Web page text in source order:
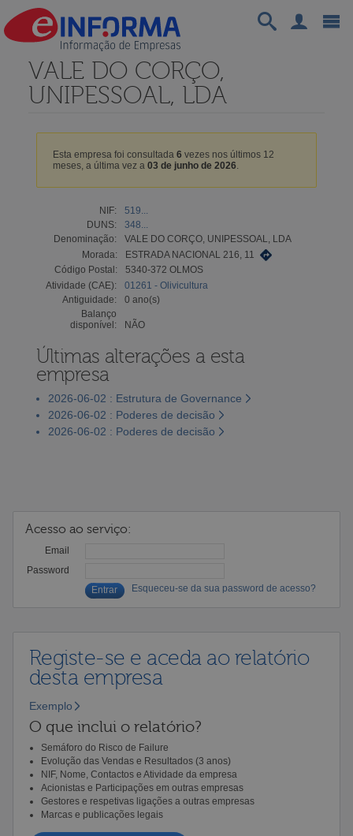
VALE DO CORÇO,
UNIPESSOAL, LDA
Esta empresa foi consultada 6 vezes nos últimos 12
meses, a última vez a 03 de junho de 2026.
NIF:
519...
DUNS:
348...
Denominação:
VALE DO CORÇO, UNIPESSOAL, LDA
Morada:
ESTRADA NACIONAL 216, 11
Código Postal:
5340-372 OLMOS
Atividade (CAE):
01261 - Olivicultura
Antiguidade:
0 ano(s)
Balanço
disponível:
NÃO
Últimas alterações a esta
empresa
2026-06-02 : Estrutura de Governance
2026-06-02 : Poderes de decisão
2026-06-02 : Poderes de decisão
Acesso ao serviço:
Email
Password
Esqueceu-se da sua password de acesso?
Registe-se e aceda ao relatório
desta empresa
Exemplo
O que inclui o relatório?
Semáforo do Risco de Failure
Evolução das Vendas e Resultados (3 anos)
NIF, Nome, Contactos e Atividade da empresa
Acionistas e Participações em outras empresas
Gestores e respetivas ligações a outras empresas
Marcas e publicações legais